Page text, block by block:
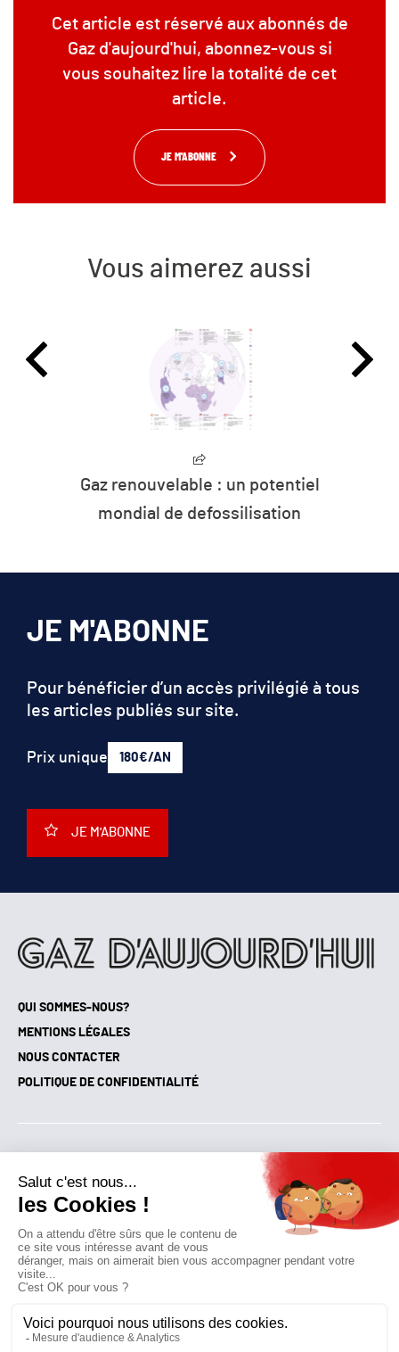
Cet article est réservé aux abonnés de
Gaz d'aujourd'hui, abonnez-vous si
vous souhaitez lire la totalité de cet
article.
JE M'ABONNE
Vous aimerez aussi
Gaz renouvelable : un potentiel
mondial de defossilisation
QUI SOMMES-NOUS?
MENTIONS LÉGALES
NOUS CONTACTER
POLITIQUE DE CONFIDENTIALITÉ
Mes favoris
JE M'ABONNE
Pour bénéficier d’un accès privilégié à tous
les articles publiés sur site.
Prix unique 180€/AN
JE M'ABONNE